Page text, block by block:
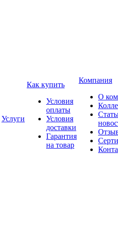
Услуги
Как купить
Условия
оплаты
Условия
доставки
Гарантия
на товар
Компания
О